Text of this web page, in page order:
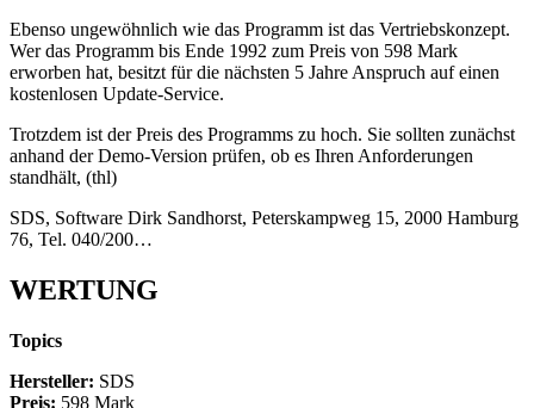
Ebenso ungewöhnlich wie das Programm ist das Vertriebskonzept.
Wer das Programm bis Ende 1992 zum Preis von 598 Mark
erworben hat, besitzt für die nächsten 5 Jahre Anspruch auf einen
kostenlosen Update-Service.
Trotzdem ist der Preis des Programms zu hoch. Sie sollten zunächst
anhand der Demo-Version prüfen, ob es Ihren Anforderungen
standhält, (thl)
SDS, Software Dirk Sandhorst, Peterskampweg 15, 2000 Hamburg
76, Tel. 040/200…
WERTUNG
Topics
Hersteller: SDS
Preis: 598 Mark